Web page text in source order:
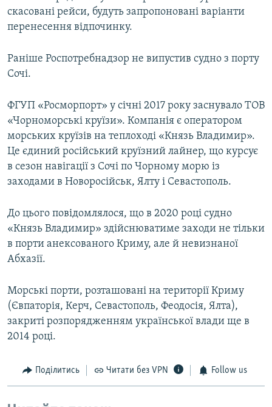
скасовані рейси, будуть запропоновані варіанти
перенесення відпочинку.
Раніше Роспотребнадзор не випустив судно з порту
Сочі.
ФГУП «Росморпорт» у січні 2017 року заснувало ТОВ
«Чорноморські круїзи». Компанія є оператором
морських круїзів на теплоході «Князь Владимир».
Це єдиний російський круїзний лайнер, що курсує
в сезон навігації з Сочі по Чорному морю із
заходами в Новоросійськ, Ялту і Севастополь.
До цього повідомлялося, що в 2020 році судно
«Князь Владимир» здійснюватиме заходи не тільки
в порти анексованого Криму, але й невизнаної
Абхазії.
Морські порти, розташовані на території Криму
(Євпаторія, Керч, Севастополь, Феодосія, Ялта),
закриті розпорядженням української влади ще в
2014 році.
Поділитись Читати без VPN Follow us